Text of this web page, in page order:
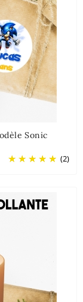
Sonic
(2)